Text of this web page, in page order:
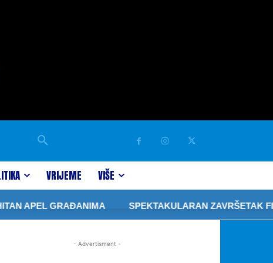
VRIJEME VIŠE
APEL GRAĐANIMA
SPEKTAKULARAN ZAVRŠETAK
- Advertisment -